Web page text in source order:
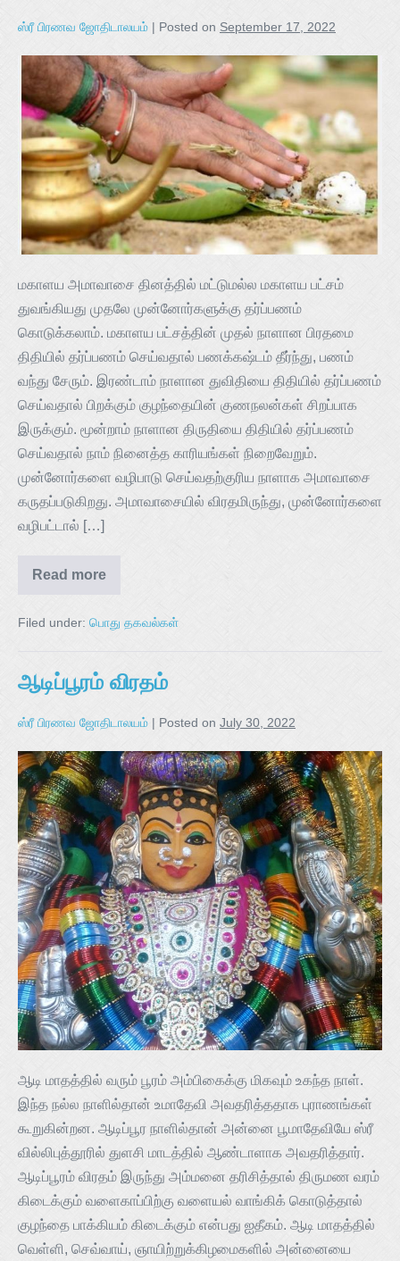
ஸ்ரீ பிரணவ ஜோதிடாலயம் | Posted on September 17, 2022
மகாளய அமாவாசை தினத்தில் மட்டுமல்ல மகாளய பட்சம்
துவங்கியது முதலே முன்னோர்களுக்கு தர்ப்பணம்
கொடுக்கலாம். மகாளய பட்சத்தின் முதல் நாளான பிரதமை
திதியில் தர்ப்பணம் செய்வதால் பணக்கஷ்டம் தீர்ந்து, பணம்
வந்து சேரும். இரண்டாம் நாளான துவிதியை திதியில் தர்ப்பணம்
செய்வதால் பிறக்கும் குழந்தையின் குணநலன்கள் சிறப்பாக
இருக்கும். மூன்றாம் நாளான திருதியை திதியில் தர்ப்பணம்
செய்வதால் நாம் நினைத்த காரியங்கள் நிறைவேறும்.
முன்னோர்களை வழிபாடு செய்வதற்குரிய நாளாக அமாவாசை
கருதப்படுகிறது. அமாவாசையில் விரதமிருந்து, முன்னோர்களை
வழிபட்டால் […]
Read more
Filed under: பொது தகவல்கள்
ஆடிப்பூரம் விரதம்
ஸ்ரீ பிரணவ ஜோதிடாலயம் | Posted on July 30, 2022
ஆடி மாதத்தில் வரும் பூரம் அம்பிகைக்கு மிகவும் உகந்த நாள்.
இந்த நல்ல நாளில்தான் உமாதேவி அவதரித்ததாக புராணங்கள்
கூறுகின்றன. ஆடிப்பூர நாளில்தான் அன்னை பூமாதேவியே ஸ்ரீ
வில்லிபுத்தூரில் துளசி மாடத்தில் ஆண்டாளாக அவதரித்தார்.
ஆடிப்பூரம் விரதம் இருந்து அம்மனை தரிசித்தால் திருமண வரம்
கிடைக்கும் வளைகாப்பிற்கு வளையல் வாங்கிக் கொடுத்தால்
குழந்தை பாக்கியம் கிடைக்கும் என்பது ஐதீகம். ஆடி மாதத்தில்
வெள்ளி, செவ்வாய், ஞாயிற்றுக்கிழமைகளில் அன்னையை